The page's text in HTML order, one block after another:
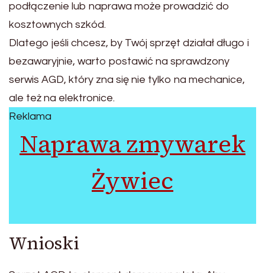
podłączenie lub naprawa może prowadzić do
kosztownych szkód.
Dlatego jeśli chcesz, by Twój sprzęt działał długo i
bezawaryjnie, warto postawić na sprawdzony
serwis AGD, który zna się nie tylko na mechanice,
ale też na elektronice.
Reklama
Naprawa zmywarek
Żywiec
Wnioski